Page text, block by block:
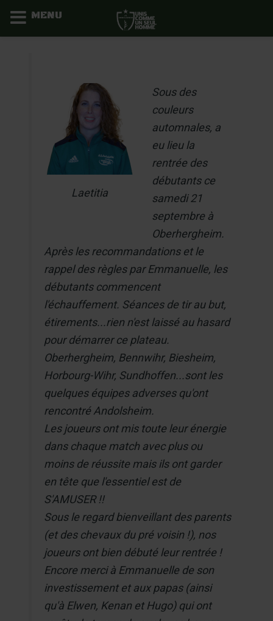
Laetitia
Sous des
couleurs
automnales, a
eu lieu la
rentrée des
débutants ce
samedi 21
septembre à
Oberhergheim.
Après les recommandations et le
rappel des règles par Emmanuelle, les
débutants commencent
l'échauffement. Séances de tir au but,
étirements...rien n'est laissé au hasard
pour démarrer ce plateau.
Oberhergheim, Bennwihr, Biesheim,
Horbourg-Wihr, Sundhoffen...sont les
quelques équipes adverses qu'ont
rencontré Andolsheim.
Les joueurs ont mis toute leur énergie
dans chaque match avec plus ou
moins de réussite mais ils ont garder
en tête que l'essentiel est de
S'AMUSER !!
Sous le regard bienveillant des parents
(et des chevaux du pré voisin !), nos
joueurs ont bien débuté leur rentrée !
Encore merci à Emmanuelle de son
investissement et aux papas (ainsi
qu'à Elwen, Kenan et Hugo) qui ont
MENU